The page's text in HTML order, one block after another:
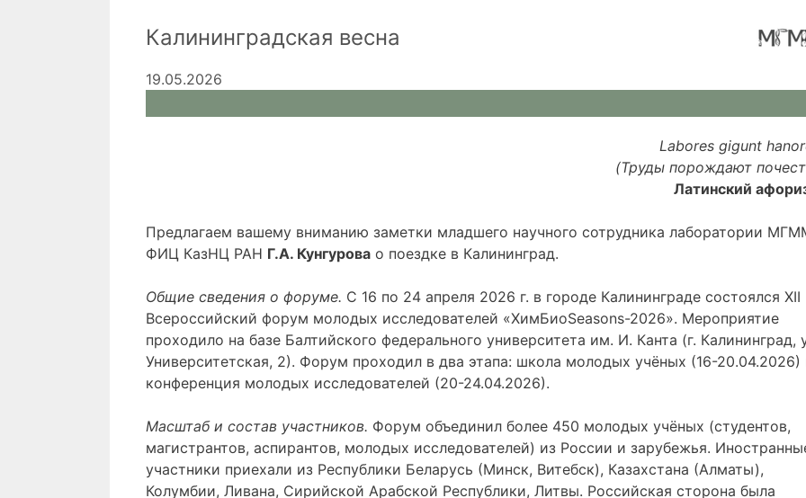
Калининградская весна
19.05.2026
Labores gigunt
(Труды порождают
Латинский
Предлагаем вашему вниманию заметки младшего научного сотрудника лаборатории
ФИЦ КазНЦ РАН Г.А. Кунгурова о поездке в Калининград.
Общие сведения о форуме. С 16 по 24 апреля 2026 г. в городе Калининграде состоялся XII
Всероссийский форум молодых исследователей «ХимБиоSeasons-2026». Мероприятие
проходило на базе Балтийского федерального университета им. И. Канта (г. Калининград,
Университетская, 2). Форум проходил в два этапа: школа молодых учёных (16-20.04.2026)
конференция молодых исследователей (20-24.04.2026).
Масштаб и состав участников. Форум объединил более 450 молодых учёных (студентов,
магистрантов, аспирантов, молодых исследователей) из России и зарубежья.
участники приехали из Республики Беларусь (Минск, Витебск), Казахстана (Алматы),
Колумбии, Ливана, Сирийской Арабской Республики, Литвы. Российская сторона была